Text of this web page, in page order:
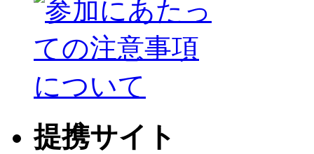
提携サイト